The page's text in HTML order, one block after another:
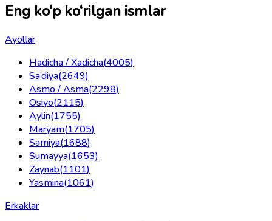
Eng ko‘p ko‘rilgan ismlar
Ayollar
Hadicha / Xadicha(4005)
Sa’diya(2649)
Asmo / Asma(2298)
Osiyo(2115)
Aylin(1755)
Maryam(1705)
Samiya(1688)
Sumayya(1653)
Zaynab(1101)
Yasmina(1061)
Erkaklar